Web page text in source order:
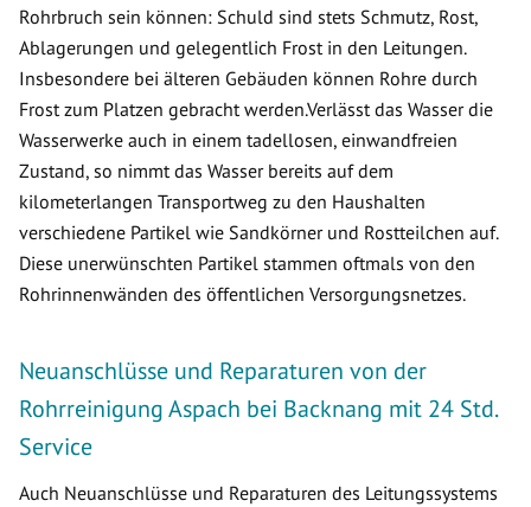
Rohrbruch sein können: Schuld sind stets Schmutz, Rost,
Ablagerungen und gelegentlich Frost in den Leitungen.
Insbesondere bei älteren Gebäuden können Rohre durch
Frost zum Platzen gebracht werden.Verlässt das Wasser die
Wasserwerke auch in einem tadellosen, einwandfreien
Zustand, so nimmt das Wasser bereits auf dem
kilometerlangen Transportweg zu den Haushalten
verschiedene Partikel wie Sandkörner und Rostteilchen auf.
Diese unerwünschten Partikel stammen oftmals von den
Rohrinnenwänden des öffentlichen Versorgungsnetzes.
Neuanschlüsse und Reparaturen von der
Rohrreinigung Aspach bei Backnang mit 24 Std.
Service
Auch Neuanschlüsse und Reparaturen des Leitungssystems